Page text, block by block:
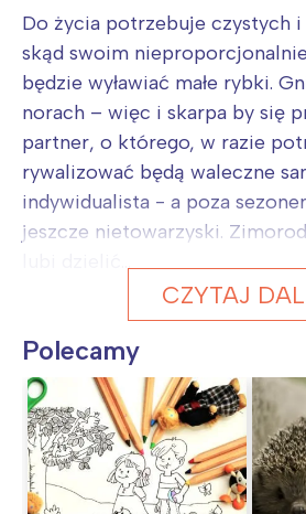
Do życia potrzebuje czystych
skąd swoim
będzie wyławiać małe rybki.
norach – więc i skarpa by się
partner, o którego, w razie
rywalizować będą waleczne
indywidualista - a poza
jeszcze nietowarzyski.
CZYTAJ
Polecamy